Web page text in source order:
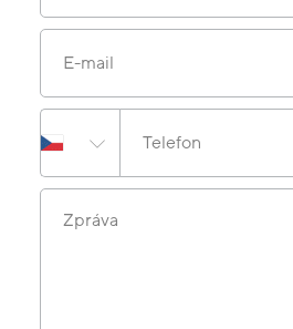
E-mail
Telefon
Zpráva